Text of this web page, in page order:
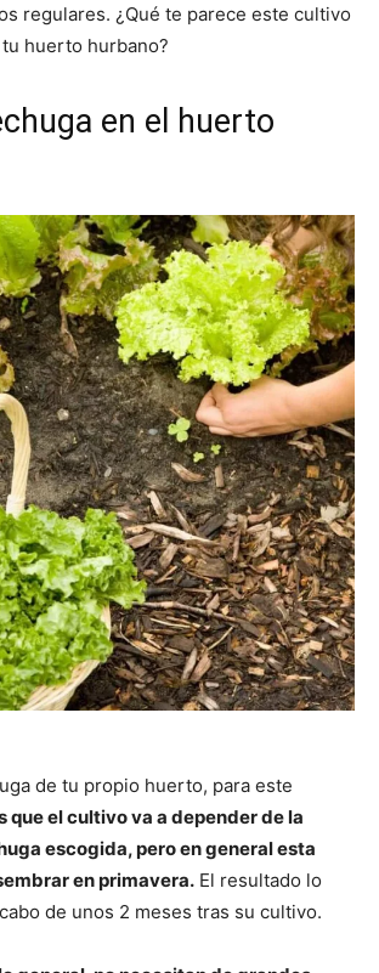
regulares. ¿Qué te parece este cultivo
huerto hurbano?
en el huerto
de tu propio huerto, para este
que el cultivo va a depender de la
escogida, pero en general esta
en primavera. El resultado lo
de unos 2 meses tras su cultivo.